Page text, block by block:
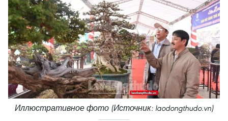
Иллюстративное фото (Источник: laodongthudo.vn)